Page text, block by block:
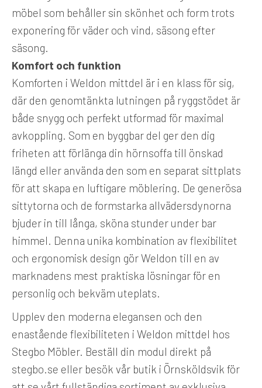
möbel som behåller sin skönhet och form trots
exponering för väder och vind, säsong efter
säsong.
Komfort och funktion
Komforten i Weldon mittdel är i en klass för sig,
där den genomtänkta lutningen på ryggstödet är
både snygg och perfekt utformad för maximal
avkoppling. Som en byggbar del ger den dig
friheten att förlänga din hörnsoffa till önskad
längd eller använda den som en separat sittplats
för att skapa en luftigare möblering. De generösa
sittytorna och de formstarka allvädersdynorna
bjuder in till långa, sköna stunder under bar
himmel. Denna unika kombination av flexibilitet
och ergonomisk design gör Weldon till en av
marknadens mest praktiska lösningar för en
personlig och bekväm uteplats.
Upplev den moderna elegansen och den
enastående flexibiliteten i Weldon mittdel hos
Stegbo Möbler. Beställ din modul direkt på
stegbo.se eller besök vår butik i Örnsköldsvik för